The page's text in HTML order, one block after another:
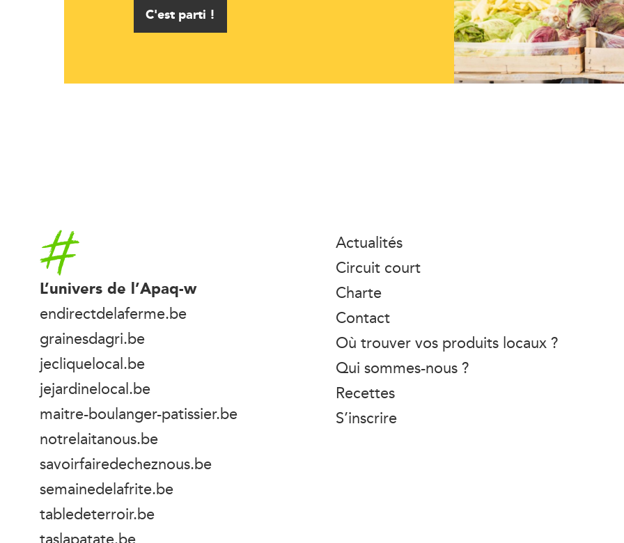
C'est parti !
Accueil
L’univers de l’Apaq-w
endirectdelaferme.be
grainesdagri.be
jecliquelocal.be
jejardinelocal.be
maitre-boulanger-patissier.be
notrelaitanous.be
savoirfairedecheznous.be
semainedelafrite.be
tabledeterroir.be
Actualités
Circuit court
Charte
Contact
Où trouver vos produits locaux ?
Qui sommes-nous ?
Recettes
S’inscrire